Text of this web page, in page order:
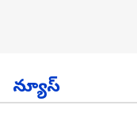
న్యూస్